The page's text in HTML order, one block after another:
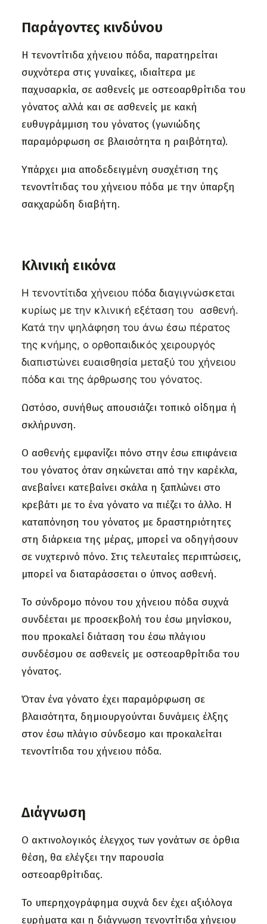
Παράγοντες κινδύνου
Η τενοντίτιδα χήνειου πόδα, παρατηρείται
συχνότερα στις γυναίκες, ιδιαίτερα με
παχυσαρκία, σε ασθενείς με οστεοαρθρίτιδα του
γόνατος αλλά και σε ασθενείς με κακή
ευθυγράμμιση του γόνατος (γωνιώδης
παραμόρφωση σε βλαισότητα η ραιβότητα).
Υπάρχει μια αποδεδειγμένη συσχέτιση της
τενοντίτιδας του χήνειου πόδα με την ύπαρξη
σακχαρώδη διαβήτη.
Κλινική εικόνα
Η τενοντίτιδα χήνειου πόδα διαγιγνώσκεται
κυρίως με την κλινική εξέταση του ασθενή.
Κατά την ψηλάφηση του άνω έσω πέρατος
της κνήμης, ο ορθοπαιδικός χειρουργός
διαπιστώνει ευαισθησία μεταξύ του χήνειου
πόδα και της άρθρωσης του γόνατος.
Ωστόσο, συνήθως απουσιάζει τοπικό οίδημα ή
σκλήρυνση.
Ο ασθενής εμφανίζει πόνο στην έσω επιφάνεια
του γόνατος όταν σηκώνεται από την καρέκλα,
ανεβαίνει κατεβαίνει σκάλα η ξαπλώνει στο
κρεβάτι με το ένα γόνατο να πιέζει το άλλο. Η
καταπόνηση του γόνατος με δραστηριότητες
στη διάρκεια της μέρας, μπορεί να οδηγήσουν
σε νυχτερινό πόνο. Στις τελευταίες περιπτώσεις,
μπορεί να διαταράσσεται ο ύπνος ασθενή.
Το σύνδρομο πόνου του χήνειου πόδα συχνά
συνδέεται με προσεκβολή του έσω μηνίσκου,
που προκαλεί διάταση του έσω πλάγιου
συνδέσμου σε ασθενείς με οστεοαρθρίτιδα του
γόνατος.
Όταν ένα γόνατο έχει παραμόρφωση σε
βλαισότητα, δημιουργούνται δυνάμεις έλξης
στον έσω πλάγιο σύνδεσμο και προκαλείται
τενοντίτιδα του χήνειου πόδα.
Διάγνωση
Ο ακτινολογικός έλεγχος των γονάτων σε όρθια
θέση, θα ελέγξει την παρουσία
οστεοαρθρίτιδας.
Το υπερηχογράφημα συχνά δεν έχει αξιόλογα
ευρήματα και η διάγνωση τενοντίτιδα χήνειου